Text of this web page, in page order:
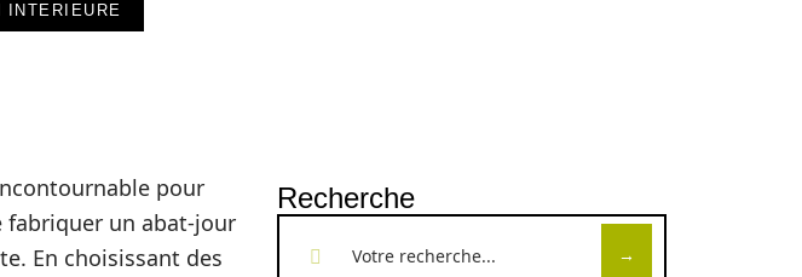
INTERIEURE
pour
fabriquer un abat-jour
En choisissant des
Recherche